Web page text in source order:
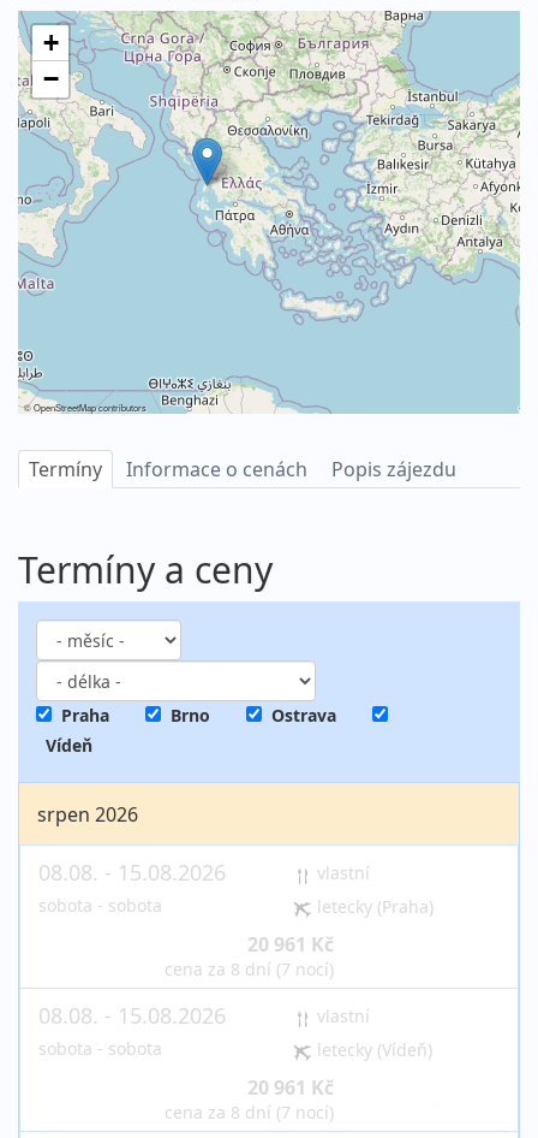
+
−
©OpenStreetMapcontributors
Termíny Informace o cenách Popis zájezdu
Termíny a ceny
Praha Brno
Ostrava
Vídeň
srpen 2026
08.08. - 15.08.2026
sobota - sobota
vlastní
letecky (Praha)
20 961 Kč
cena za 8 dní (7 nocí)
08.08. - 15.08.2026
sobota - sobota
vlastní
letecky (Vídeň)
20 961 Kč
cena za 8 dní (7 nocí)